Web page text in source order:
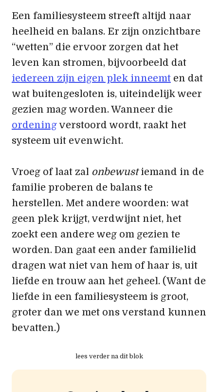
Een familiesysteem streeft altijd naar
heelheid en balans. Er zijn onzichtbare
“wetten” die ervoor zorgen dat het
leven kan stromen, bijvoorbeeld dat
iedereen zijn eigen plek inneemt en dat
wat buitengesloten is, uiteindelijk weer
gezien mag worden. Wanneer die
ordening verstoord wordt, raakt het
systeem uit evenwicht.
Vroeg of laat zal onbewustiemand in de
familie proberen de balans te
herstellen. Met andere woorden: wat
geen plek krijgt, verdwijnt niet, het
zoekt een andere weg om gezien te
worden. Dan gaat een ander familielid
dragen wat niet van hem of haar is, uit
liefde en trouw aan het geheel. (Want de
liefde in een familiesysteem is groot,
groter dan we met ons verstand kunnen
bevatten.)
lees verder na dit blok